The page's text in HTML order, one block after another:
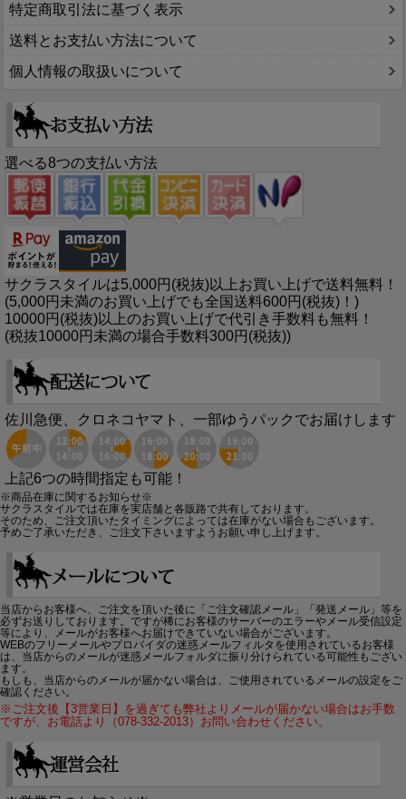
特定商取引法に基づく表示
送料とお支払い方法について
個人情報の取扱いについて
選べる8つの支払い方法
サクラスタイルは5,000円(税抜)以上お買い上げで送料無料！
(5,000円未満のお買い上げでも全国送料600円(税抜)！)
10000円(税抜)以上のお買い上げで代引き手数料も無料！
(税抜10000円未満の場合手数料300円(税抜))
佐川急便、クロネコヤマト、一部ゆうパックでお届けします
上記6つの時間指定も可能！
※商品在庫に関するお知らせ※
サクラスタイルでは在庫を実店舗と各販路で共有しております。
そのため、ご注文頂いたタイミングによっては在庫がない場合もございます。
予めご了承いただき、ご注文下さいますようお願い申し上げます。
当店からお客様へ、ご注文を頂いた後に「ご注文確認メール」「発送メール」等を
必ずお送りしております。ですが稀にお客様のサーバーのエラーやメール受信設定
等により、メールがお客様へお届けできていない場合がございます。
WEBのフリーメールやプロバイダの迷惑メールフィルタを使用されているお客様
は、当店からのメールが迷惑メールフォルダに振り分けられている可能性もござい
ます。
もしも、当店からのメールが届かない場合は、ご使用されているメールの設定をご
確認ください。
※ご注文後【3営業日】を過ぎても弊社よりメールが届かない場合はお手数
ですが、お電話より（078-332-2013）お問い合わせください。